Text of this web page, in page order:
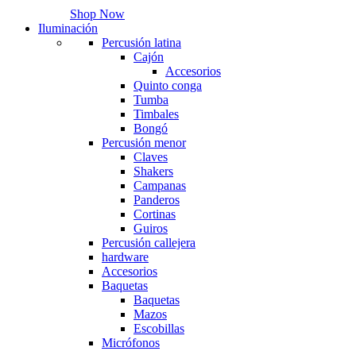
Shop Now
Iluminación
Percusión latina
Cajón
Accesorios
Quinto conga
Tumba
Timbales
Bongó
Percusión menor
Claves
Shakers
Campanas
Panderos
Cortinas
Guiros
Percusión callejera
hardware
Accesorios
Baquetas
Baquetas
Mazos
Escobillas
Micrófonos